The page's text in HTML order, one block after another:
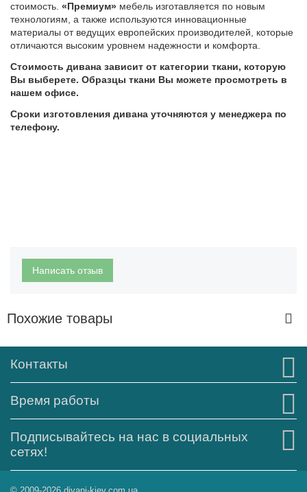
стоимость. «Премиум» мебель изготавляется по новым
технологиям, а также используются инновационные
материалы от ведущих европейских производителей,
которые
отличаются высоким уровнем надежности и комфорта.
Стоимость дивана зависит от категории ткани, которую
Вы выберете. Образцы ткани Вы можете просмотреть в
нашем офисе.
Сроки изготовления дивана уточняются у менеджера по
телефону.
Написать отзыв
Похожие товары
Контакты
Время работы
Подписывайтесь на нас в социальных
сетях!